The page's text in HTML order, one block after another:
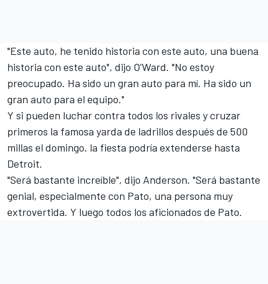
"Este auto, he tenido historia con este auto, una buena
historia con este auto", dijo O'Ward. "No estoy
preocupado. Ha sido un gran auto para mí. Ha sido un
gran auto para el equipo."
Y si pueden luchar contra todos los rivales y cruzar
primeros la famosa yarda de ladrillos después de 500
millas el domingo, la fiesta podría extenderse hasta
Detroit.
"Será bastante increíble", dijo Anderson. "Será bastante
genial, especialmente con Pato, una persona muy
extrovertida. Y luego todos los aficionados de Pato.